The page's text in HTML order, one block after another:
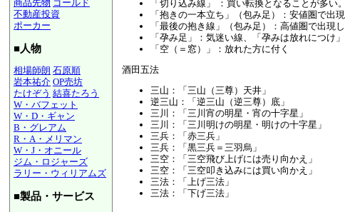
商品先物 ゴールド
不動産投資
ポーカー
■人物
相場師朗 石原順
岩本祐介 OP売坊
たけぞう 結喜たろう
W・バフェット
W・D・ギャン
B・グレアム
R・A・メリマン
W・J・オニール
ジム・ロジャーズ
ラリー・ウィリアムズ
■製品・サービス
「切り込み線」 ：買い転換となることが多い。
「抱きの一本立ち」（包み足）：安値圏で出
「最後の抱き線」（包み足）：高値圏で出現
「孕み足」：気迷い線、「孕みは放れにつけ」
「空（＝窓）」：放れた方に付く
酒田五法
三山：「三山（三尊）天井」
逆三山：「逆三山（逆三尊）底」
三川：「三川宵の明星・宵の十字星」
三川：「三川明けの明星・明けの十字星」
三兵：「赤三兵」
三兵：「黒三兵＝三羽烏」
三空：「三空飛び上げには売り向かえ」
三空：「三空叩き込みには買い向かえ」
三法：「上げ三法」
三法：「下げ三法」